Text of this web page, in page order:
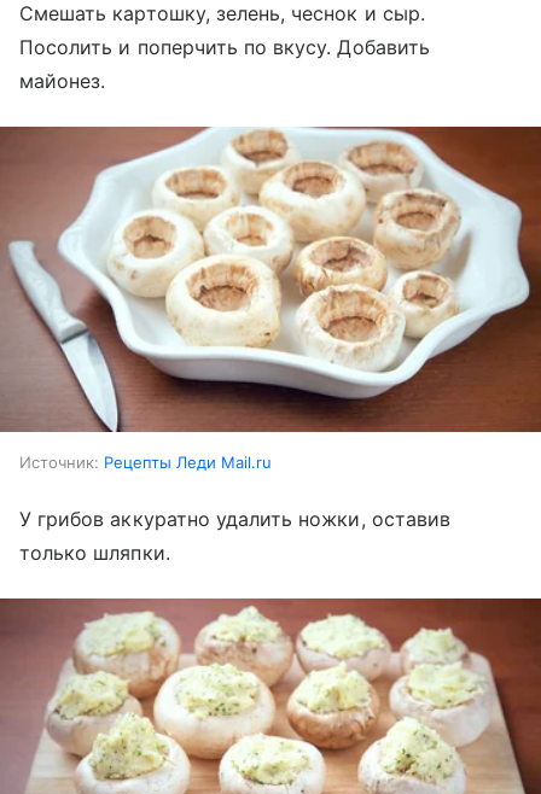
Смешать картошку, зелень, чеснок и сыр.
Посолить и поперчить по вкусу. Добавить
майонез.
Источник: Рецепты Леди Mail.ru
У грибов аккуратно удалить ножки, оставив
только шляпки.